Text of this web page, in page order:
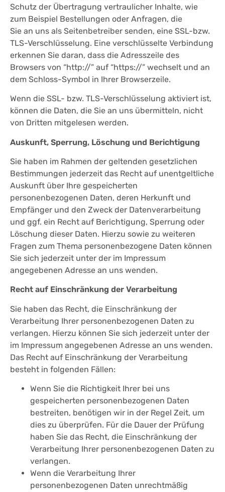
Schutz der Übertragung vertraulicher Inhalte, wie
zum Beispiel Bestellungen oder Anfragen, die
Sie an uns als Seitenbetreiber senden, eine SSL-bzw.
TLS-Verschlüsselung. Eine verschlüsselte Verbindung
erkennen Sie daran, dass die Adresszeile des
Browsers von “http://” auf “https://” wechselt und an
dem Schloss-Symbol in Ihrer Browserzeile.
Wenn die SSL- bzw. TLS-Verschlüsselung aktiviert ist,
können die Daten, die Sie an uns übermitteln, nicht
von Dritten mitgelesen werden.
Auskunft, Sperrung, Löschung und Berichtigung
Sie haben im Rahmen der geltenden gesetzlichen
Bestimmungen jederzeit das Recht auf unentgeltliche
Auskunft über Ihre gespeicherten
personenbezogenen Daten, deren Herkunft und
Empfänger und den Zweck der Datenverarbeitung
und ggf. ein Recht auf Berichtigung, Sperrung oder
Löschung dieser Daten. Hierzu sowie zu weiteren
Fragen zum Thema personenbezogene Daten können
Sie sich jederzeit unter der im Impressum
angegebenen Adresse an uns wenden.
Recht auf Einschränkung der Verarbeitung
Sie haben das Recht, die Einschränkung der
Verarbeitung Ihrer personenbezogenen Daten zu
verlangen. Hierzu können Sie sich jederzeit unter der
im Impressum angegebenen Adresse an uns wenden.
Das Recht auf Einschränkung der Verarbeitung
besteht in folgenden Fällen:
Wenn Sie die Richtigkeit Ihrer bei uns
gespeicherten personenbezogenen Daten
bestreiten, benötigen wir in der Regel Zeit, um
dies zu überprüfen. Für die Dauer der Prüfung
haben Sie das Recht, die Einschränkung der
Verarbeitung Ihrer personenbezogenen Daten zu
verlangen.
Wenn die Verarbeitung Ihrer
personenbezogenen Daten unrechtmäßig